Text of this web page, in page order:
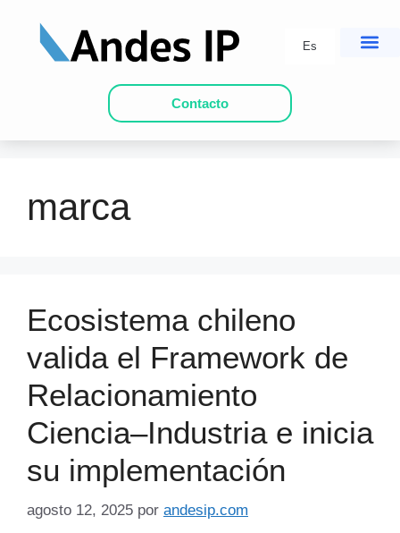
Es
Contacto
marca
Ecosistema chileno
valida el Framework de
Relacionamiento
Ciencia–Industria e inicia
su implementación
agosto 12, 2025 por andesip.com